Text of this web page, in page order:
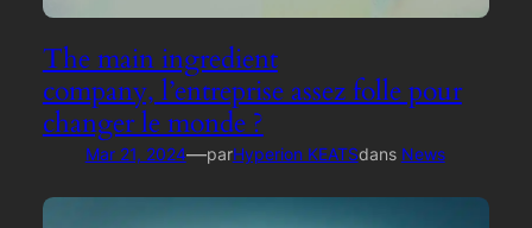
The main ingredient
company, l’entreprise assez folle pour
changer le monde ?
Mar 21, 2024—parHyperion KEATSdans News